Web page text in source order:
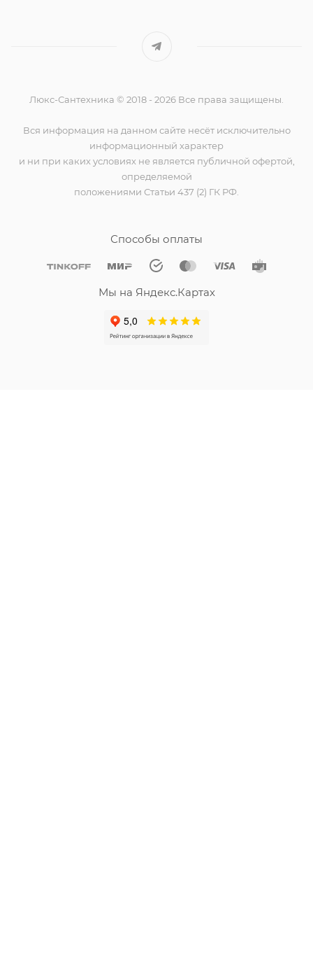
Люкс-Сантехника © 2018 - 2026 Все права защищены.
Вся информация на данном сайте несёт исключительно
информационный характер
и ни при каких условиях не является публичной офертой,
определяемой
положениями Статьи 437 (2) ГК РФ.
Способы оплаты
Мы на Яндекс.Картах